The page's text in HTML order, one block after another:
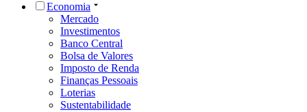
Economia
Mercado
Investimentos
Banco Central
Bolsa de Valores
Imposto de Renda
Finanças Pessoais
Loterias
Sustentabilidade